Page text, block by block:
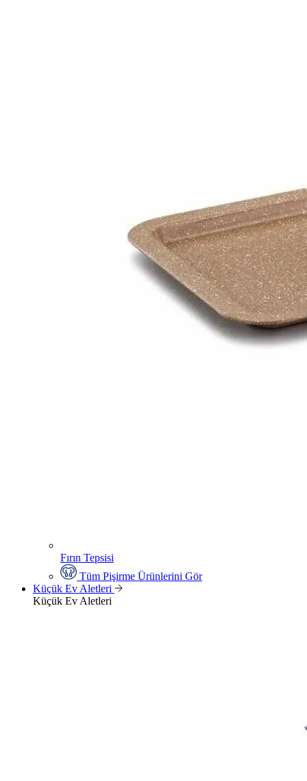
Fırın Tepsisi
Tüm Pişirme Ürünlerini Gör
Küçük Ev Aletleri
Küçük Ev Aletleri